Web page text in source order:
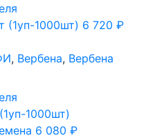
(1уп-1000шт) 6 720 ₽
, Вербена, Вербена
1000шт)
6 080 ₽